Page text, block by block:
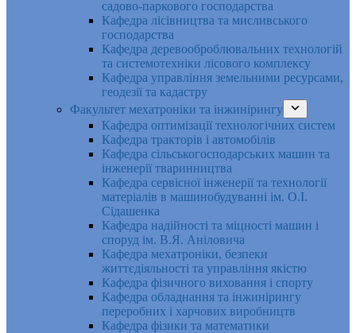
садово-паркового господарства
Кафедра лісівництва та мисливського
господарства
Кафедра деревооброблювальних технологій
та системотехніки лісового комплексу
Кафедра управління земельними ресурсами,
геодезії та кадастру
Факультет мехатроніки та інжинірингу
Кафедра оптимізації технологічних систем
Кафедра тракторів і автомобілів
Кафедра сільськогосподарських машин та
інженерії тваринництва
Кафедра cервісної інженерії та технології
матеріалів в машинобудуванні ім. О.І.
Сідашенка
Кафедра надійності та міцності машин і
споруд ім. В.Я. Аніловича
Кафедра мехатроніки, безпеки
життєдіяльності та управління якістю
Кафедра фізичного виховання і спорту
Кафедра обладнання та інжинірингу
переробних і харчових виробництв
Кафедра фізики та математики